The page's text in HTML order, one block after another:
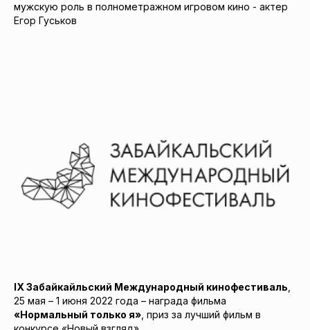
мужскую роль в полнометражном игровом кино - актер
Егор Гуськов
IX Забайкайльский Международный кинофестиваль
25 мая – 1 июня 2022 года – награда фильма
«Нормальный только я» , приз за лучший фильм в